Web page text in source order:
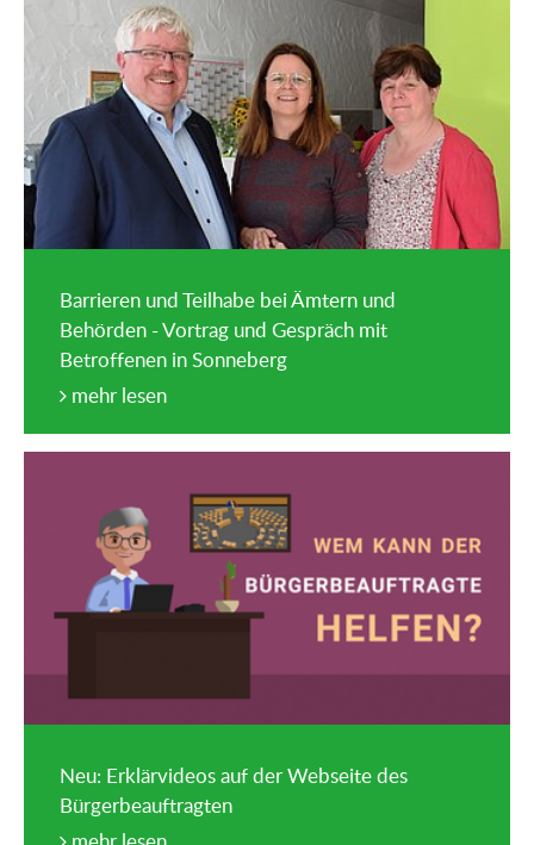
Barrieren und Teilhabe bei Ämtern und
Behörden - Vortrag und Gespräch mit
Betroffenen in Sonneberg
mehr lesen
Neu: Erklärvideos auf der Webseite des
Bürgerbeauftragten